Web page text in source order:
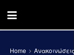
Home Ανακοινώσεις